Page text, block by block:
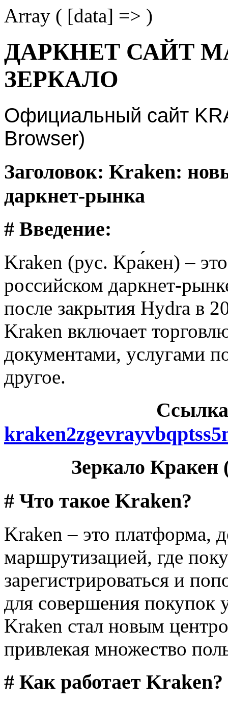
Array ( [data] => )
ДАРКНЕТ САЙТ
ЗЕРКАЛО
Официальный сайт
Browser)
Заголовок: Kraken:
даркнет-рынка
# Введение:
Kraken (рус. Кра́кен) –
российском даркнет-
после закрытия Hydra в
Kraken включает
документами, услугами
другое.
Зеркало Кракен
# Что такое Kraken?
Kraken – это платформа,
маршрутизацией, где
зарегистрироваться и
для совершения покупок
Kraken стал новым
привлекая множество
# Как работает Kraken?